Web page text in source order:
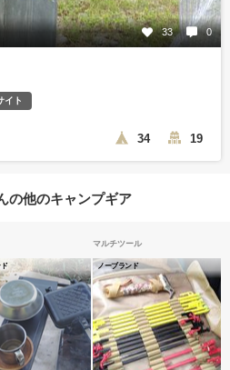
33 0
イト
34 19
の他のキャンプギア
ド
マルチツール
ノーブランド